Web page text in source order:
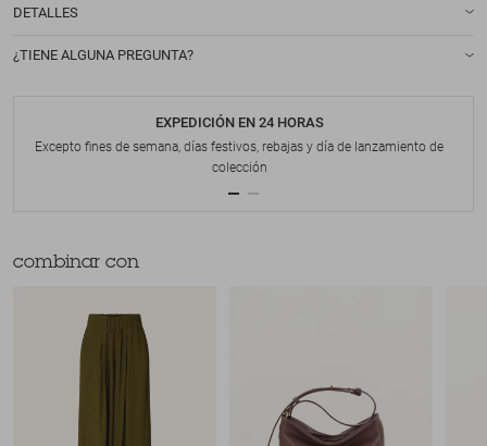
DETALLES
¿TIENE ALGUNA PREGUNTA?
EXPEDICIÓN EN 24 HORAS
Excepto fines de semana, días festivos, rebajas y día de lanzamiento de
colección
combinar con